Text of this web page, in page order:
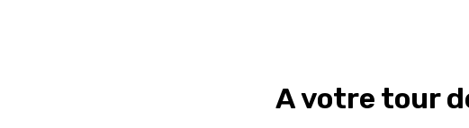
A votre tour